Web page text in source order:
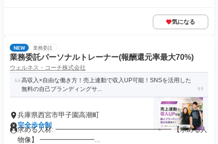
気になる
NEW 業務委託
業務委託パーソナルトレーナー(報酬還元率最大70%)
ウェルネス・コーチ株式会社
高収入×自由な働き方！売上連動で収入UP可能！SNSを活用した
無料の自己ブランディングサ...
兵庫県西宮市甲子園高潮町
完全歩合制
求める人材: ━━━━━━━━━━━━━━━━━ 【求める人
物像】 ━━━━━━━━...